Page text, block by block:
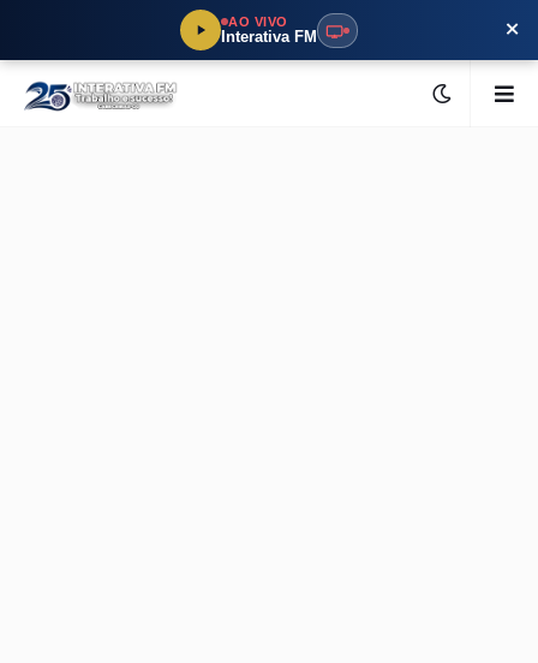
AO VIVO
Interativa FM ×